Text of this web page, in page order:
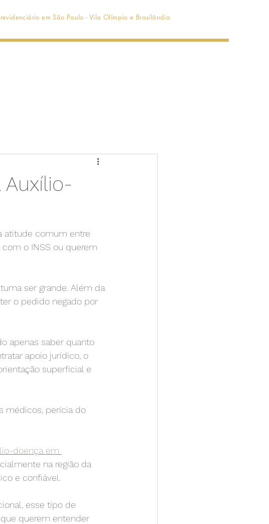
em São Paulo - Vila Olímpia e Brasilândia
Auxílio-
atitude comum entre
o INSS ou querem
ser grande. Além da
o pedido negado por
apenas saber quanto
apoio jurídico, o
superficial e
médicos, perícia do
doença em
na região da
e confiável.
esse tipo de
querem entender